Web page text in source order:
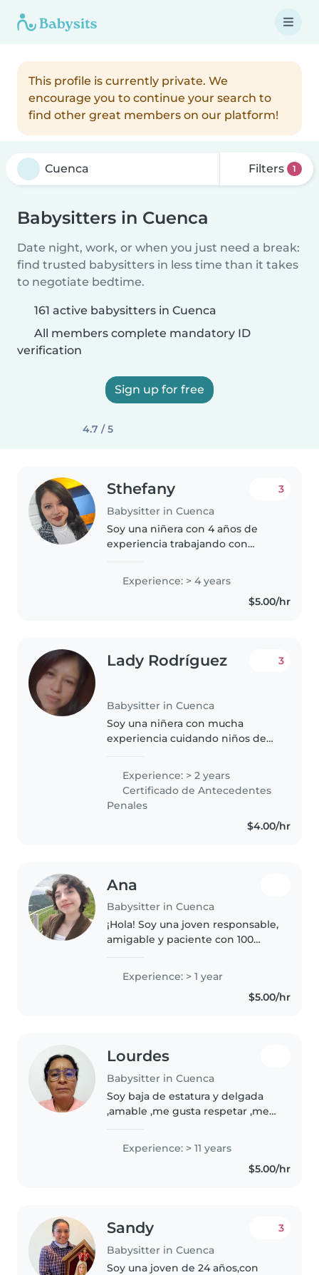
This profile is currently private. We
encourage you to continue your search to
find other great members on our platform!
Filters 1
Babysitters in Cuenca
Date night, work, or when you just need a break:
find trusted babysitters in less time than it takes
to negotiate bedtime.
161 active babysitters in Cuenca
All members complete mandatory ID
verification
Sign up for free
4.7 / 5
Sthefany
Babysitter in Cuenca
3
Soy una niñera con 4 años de
experiencia trabajando con
incluyendo bebés, niños
pequeños, preescolares,
escolares y adolescentes. Tengo
Experience: > 4 years
$5.00/hr
Lady Rodríguez
Babysitter in Cuenca
3
Soy una niñera con mucha
experiencia cuidando niños de
leer cuentos, hacer música y
jugar con ellos. Siempre estoy
alegre..
Experience: > 2 years
Certificado de Antecedentes
Penales
$4.00/hr
Ana
Babysitter in Cuenca
¡Hola! Soy una joven responsable,
amigable y paciente con 100
profesionales cuidando niños en
edad preescolar y escolar. Tengo
Experience: > 1 year
$5.00/hr
Lourdes
Babysitter in Cuenca
Soy baja de estatura y delgada
,amable ,me gusta respetar ,me
,creo en Dios cuando era más
joven cuide niños luego cuide a
Experience: > 11 years
$5.00/hr
Sandy
Babysitter in Cuenca
3
Soy una joven de 24 años,con